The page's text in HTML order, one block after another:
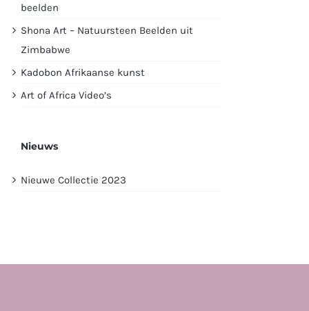
beelden
Shona Art – Natuursteen Beelden uit
Zimbabwe
Kadobon Afrikaanse kunst
Art of Africa Video’s
Nieuws
Nieuwe Collectie 2023